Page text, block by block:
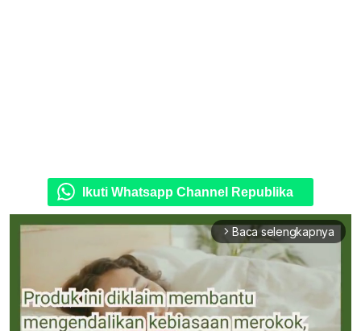
Ikuti Whatsapp Channel Republika
arrow_forward_ios Baca selengkapnya